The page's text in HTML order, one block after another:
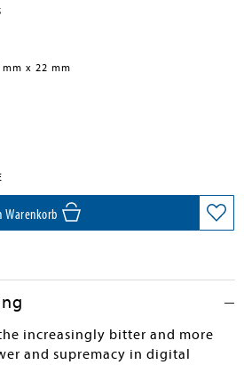
x 22 mm
Warenkorb
increasingly bitter and more
and supremacy in digital